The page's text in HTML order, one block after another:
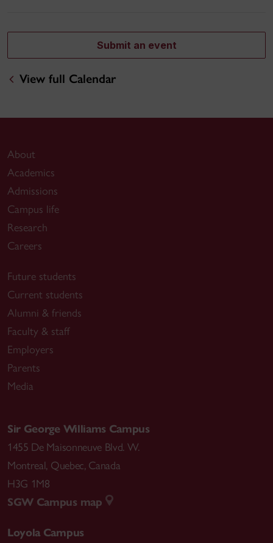
Submit an event
View full Calendar
About
Academics
Admissions
Campus life
Research
Careers
Future students
Current students
Alumni & friends
Faculty & staff
Employers
Parents
Media
Sir George Williams Campus
1455 De Maisonneuve Blvd. W.
Montreal, Quebec, Canada
H3G 1M8
SGW Campus map
Loyola Campus